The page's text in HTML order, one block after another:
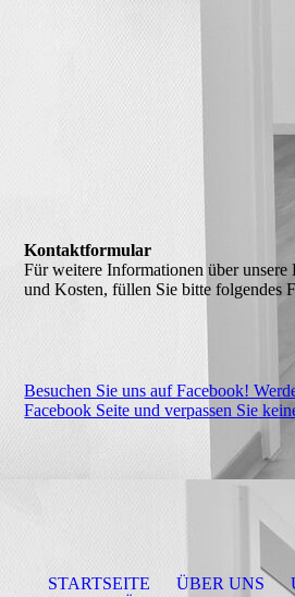
Kontaktformular
Für weitere Informationen über unsere
und Kosten, füllen Sie bitte folgendes
Besuchen Sie uns auf Facebook!
Facebook Seite und verpassen Sie
STARTSEITE ÜBER UNS